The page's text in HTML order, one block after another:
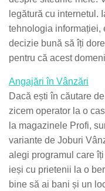
legătură cu internetul.
tehnologia informației,
decizie bună să îți
pentru că acest
Angajări în Vânzări
Dacă ești în căutare
zicem operator la o
la magazinele Profi,
variante de Joburi
alegi programul care
ieși cu prietenii la o
bine să ai bani și un